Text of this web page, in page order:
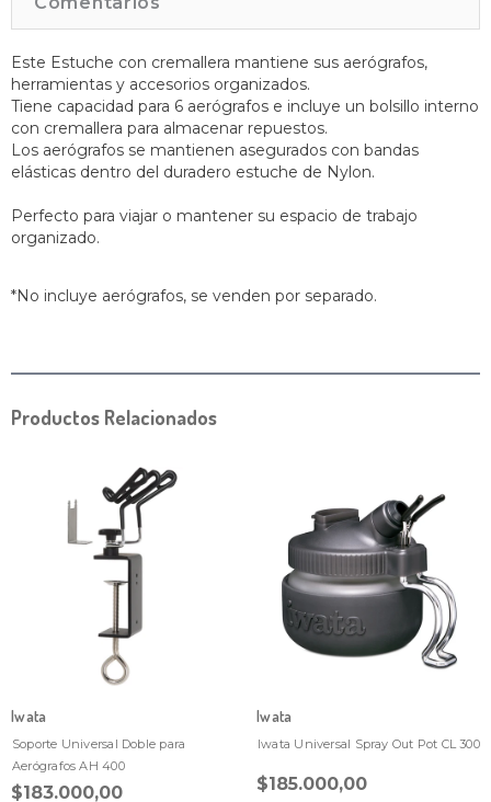
Este Estuche con cremallera mantiene sus aerógrafos,
herramientas y accesorios organizados.
Tiene capacidad para 6 aerógrafos e incluye un bolsillo interno
con cremallera para almacenar repuestos.
Los aerógrafos se mantienen asegurados con bandas
elásticas dentro del duradero estuche de Nylon.
Perfecto para viajar o mantener su espacio de trabajo
organizado.
*No incluye aerógrafos, se venden por separado.
Productos Relacionados
Iwata
Soporte Universal Doble para
Aerógrafos AH 400
$183.000,00
Iwata
Iwata Universal Spray Out Pot CL 300
$185.000,00